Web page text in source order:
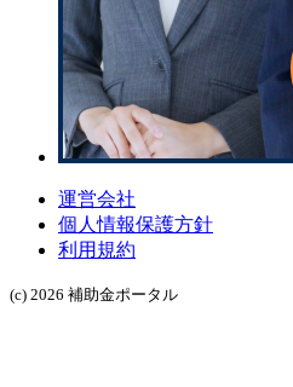
運営会社
個人情報保護方針
利用規約
(c) 2026 補助金ポータル